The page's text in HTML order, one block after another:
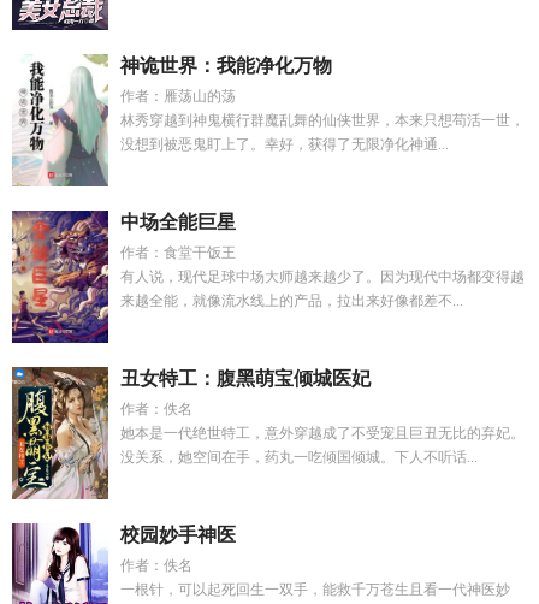
神诡世界：我能净化万物
作者：雁荡山的荡
林秀穿越到神鬼横行群魔乱舞的仙侠世界，本来只想苟活一世，
没想到被恶鬼盯上了。幸好，获得了无限净化神通...
中场全能巨星
作者：食堂干饭王
有人说，现代足球中场大师越来越少了。因为现代中场都变得越
来越全能，就像流水线上的产品，拉出来好像都差不...
丑女特工：腹黑萌宝倾城医妃
作者：佚名
她本是一代绝世特工，意外穿越成了不受宠且巨丑无比的弃妃。
没关系，她空间在手，药丸一吃倾国倾城。下人不听话...
校园妙手神医
作者：佚名
一根针，可以起死回生一双手，能救千万苍生且看一代神医妙